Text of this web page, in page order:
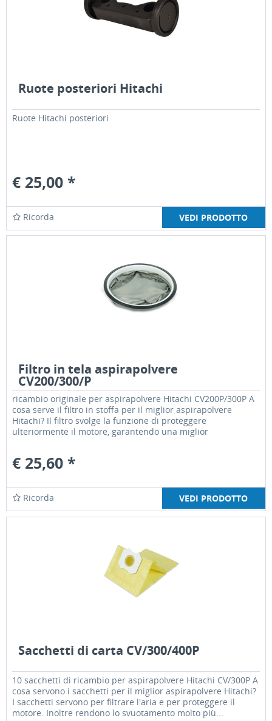
Ruote posteriori Hitachi
Ruote Hitachi posteriori
€ 25,00 *
VEDI PRODOTTO
Ricorda
Filtro in tela aspirapolvere
CV200/300/P
ricambio originale per aspirapolvere Hitachi CV200P/300P A
cosa serve il filtro in stoffa per il miglior aspirapolvere
Hitachi? Il filtro svolge la funzione di proteggere
ulteriormente il motore, garantendo una miglior
€ 25,60 *
VEDI PRODOTTO
Ricorda
Sacchetti di carta CV/300/400P
10 sacchetti di ricambio per aspirapolvere Hitachi CV/300P A
cosa servono i sacchetti per il miglior aspirapolvere Hitachi?
I sacchetti servono per filtrare l'aria e per proteggere il
motore. Inoltre rendono lo svuotamento molto più...